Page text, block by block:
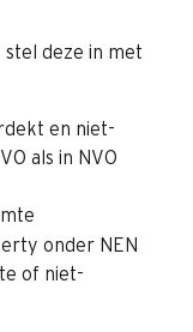
deze in met
en niet-
als in NVO
onder NEN
of niet-